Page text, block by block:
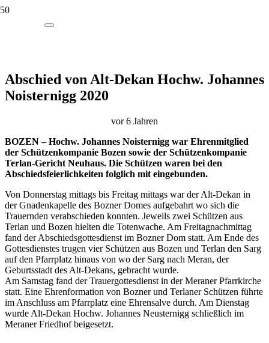
Abschied von Alt-Dekan Hochw. Johannes
Noisternigg 2020
vor 6 Jahren
BOZEN – Hochw. Johannes Noisternigg war Ehrenmitglied
der Schützenkompanie Bozen sowie der Schützenkompanie
Terlan-Gericht Neuhaus. Die Schützen waren bei den
Abschiedsfeierlichkeiten folglich mit eingebunden.
Von Donnerstag mittags bis Freitag mittags war der Alt-Dekan in
der Gnadenkapelle des Bozner Domes aufgebahrt wo sich die
Trauernden verabschieden konnten. Jeweils zwei Schützen aus
Terlan und Bozen hielten die Totenwache. Am Freitagnachmittag
fand der Abschiedsgottesdienst im Bozner Dom statt. Am Ende des
Gottesdienstes trugen vier Schützen aus Bozen und Terlan den Sarg
auf den Pfarrplatz hinaus von wo der Sarg nach Meran, der
Geburtsstadt des Alt-Dekans, gebracht wurde.
Am Samstag fand der Trauergottesdienst in der Meraner Pfarrkirche
statt. Eine Ehrenformation von Bozner und Terlaner Schützen führte
im Anschluss am Pfarrplatz eine Ehrensalve durch. Am Dienstag
wurde Alt-Dekan Hochw. Johannes Neusternigg schließlich im
Meraner Friedhof beigesetzt.